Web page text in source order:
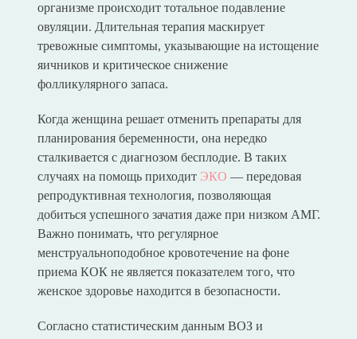
организме происходит тотальное подавление
овуляции. Длительная терапия маскирует
тревожные симптомы, указывающие на истощение
яичников и критическое снижение
фолликулярного запаса.
Когда женщина решает отменить препараты для
планирования беременности, она нередко
сталкивается с диагнозом бесплодие. В таких
случаях на помощь приходит ЭКО — передовая
репродуктивная технология, позволяющая
добиться успешного зачатия даже при низком АМГ.
Важно понимать, что регулярное
менструальноподобное кровотечение на фоне
приема КОК не является показателем того, что
женское здоровье находится в безопасности.
Согласно статистическим данным ВОЗ и